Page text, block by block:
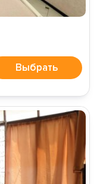
Выбрать